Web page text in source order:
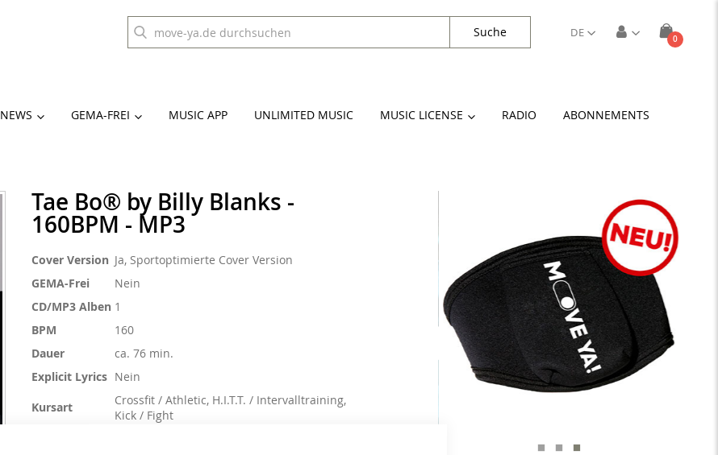
Cart
0Artikel
DE
Suche
NEWS GEMA-FREI MUSIC APP UNLIMITED MUSIC MUSIC LICENSE RADIO ABONNEMENTS
Tae Bo® by Billy Blanks -
160BPM - MP3
Weitere
Cover Version Ja, Sportoptimierte Cover Version
GEMA-Frei
Nein
CD/MP3 Alben 1
BPM
160
Dauer
ca. 76 min.
Explicit Lyrics Nein
Kursart
Crossfit / Athletic, H.I.T.T. / Intervalltraining,
Kick / Fight